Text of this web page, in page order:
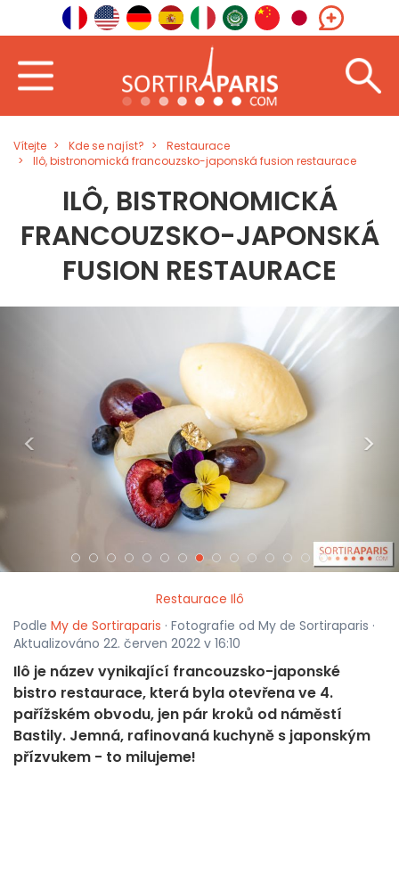
Vítejte Kde se najíst?
Restaurace
Ilô, bistronomická francouzsko-japonská fusion restaurace
ILÔ, BISTRONOMICKÁ
FRANCOUZSKO-JAPONSKÁ
FUSION RESTAURACE
< >
Restaurace Ilô
Podle My de Sortiraparis · Fotografie od My de Sortiraparis ·
Aktualizováno 22. červen 2022 v 16:10
Ilô je název vynikající francouzsko-japonské
bistro restaurace, která byla otevřena ve 4.
pařížském obvodu, jen pár kroků od náměstí
Bastily. Jemná, rafinovaná kuchyně s japonským
přízvukem - to milujeme!